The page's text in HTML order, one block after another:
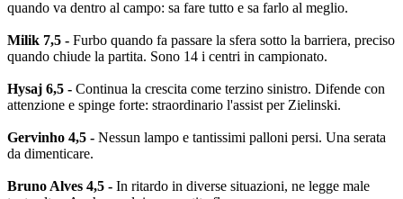
quando va dentro al campo: sa fare tutto e sa farlo al meglio.
Milik 7,5 - Furbo quando fa passare la sfera sotto la barriera, preciso
quando chiude la partita. Sono 14 i centri in campionato.
Hysaj 6,5 - Continua la crescita come terzino sinistro. Difende con
attenzione e spinge forte: straordinario l'assist per Zielinski.
Gervinho 4,5 - Nessun lampo e tantissimi palloni persi. Una serata
da dimenticare.
Bruno Alves 4,5 - In ritardo in diverse situazioni, ne legge male